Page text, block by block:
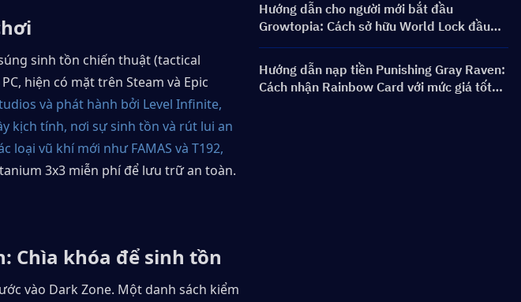
sinh tồn chiến thuật (tactical
hiện có mặt trên Steam và Epic
và phát hành bởi Level Infinite,
kịch tính, nơi sự sinh tồn và rút lui an
loại vũ khí mới như FAMAS và T192,
3x3 miễn phí để lưu trữ an toàn.
Chìa khóa để sinh tồn
vào Dark Zone. Một danh sách kiểm
Hướng dẫn cho người mới bắt đầu
Growtopia: Cách sở hữu World Lock đầu
tiên nhanh chóng và an toàn
Hướng dẫn nạp tiền Punishing Gray Raven:
Cách nhận Rainbow Card với mức giá tốt